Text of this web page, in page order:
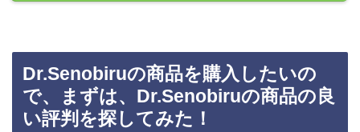
Dr.Senobiruの商品を購入したいの
で、まずは、Dr.Senobiruの商品の良
い評判を探してみた！